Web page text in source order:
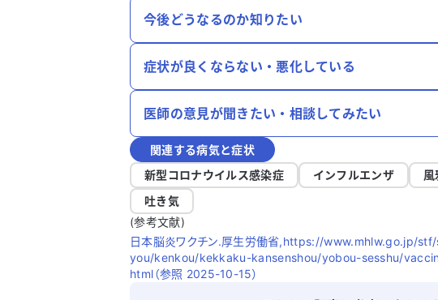
今後どうなるのか知りたい
症状が良くならない・悪化している
医師の意見が聞きたい・相談してみたい
関連する病気と症状
新型コロナウイルス感染症
インフルエンザ 風
吐き気
(参考文献)
日本脳炎ワクチン.厚生労働省,https://www.mhlw.go.jp/
you/kenkou/kekkaku-kansenshou/yobou-sesshu/
html（参照 2025-10-15）